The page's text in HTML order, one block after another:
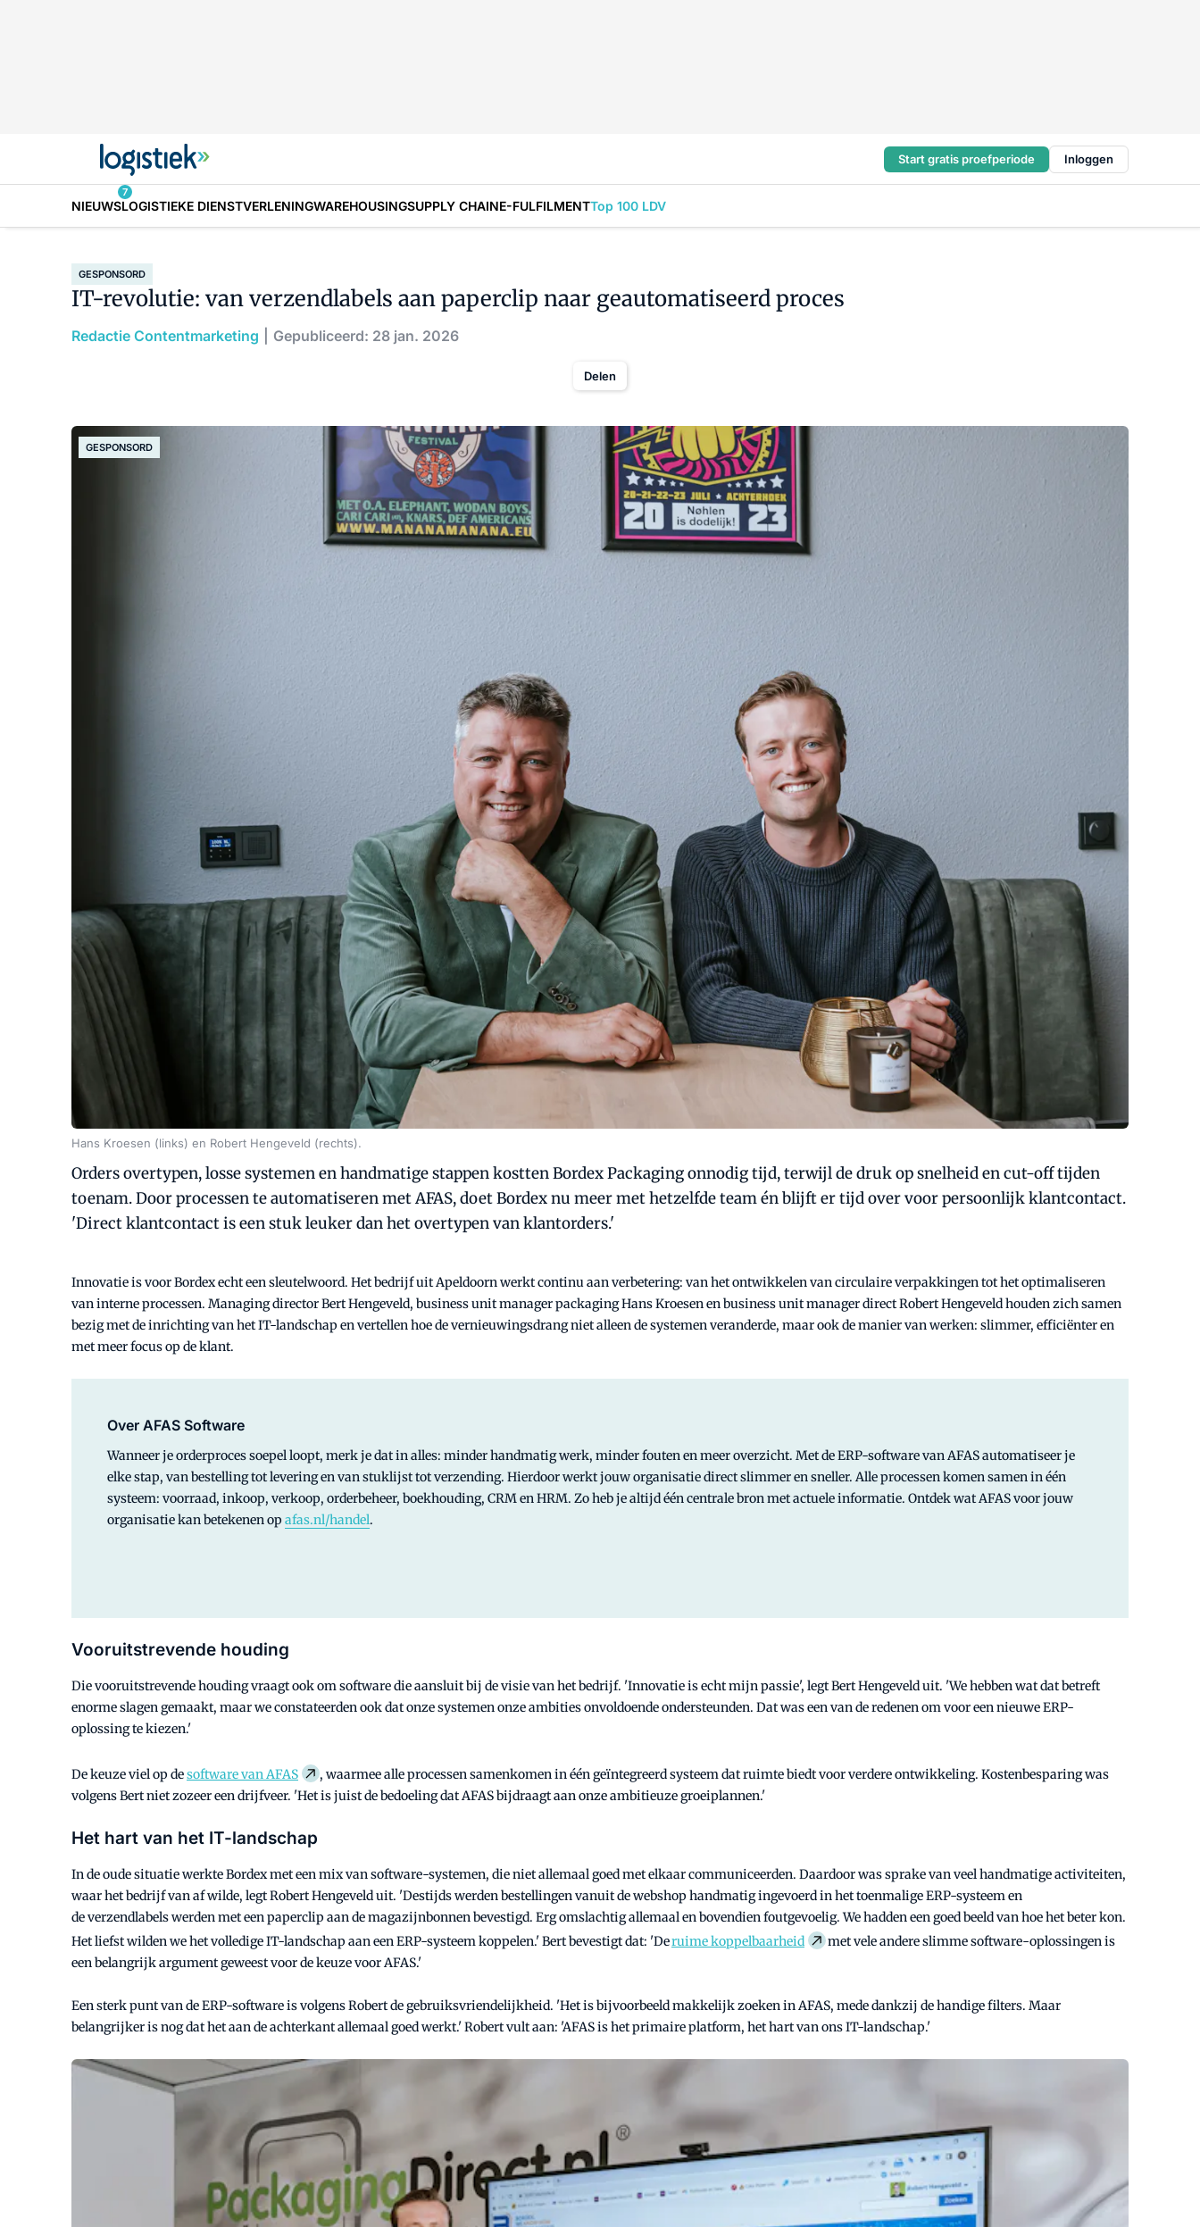
Start gratis proefperiode Inloggen
NIEUWS
7
LOGISTIEKE DIENSTVERLENINGWAREHOUSINGSUPPLY CHAINE-FULFILMENTTop 100 LDV
GESPONSORD
IT-revolutie: van verzendlabels aan paperclip naar geautomatiseerd proces
Redactie Contentmarketing Gepubliceerd: 28 jan. 2026
Delen
GESPONSORD
Hans Kroesen (links) en Robert Hengeveld (rechts).
Orders overtypen, losse systemen en handmatige stappen kostten Bordex Packaging onnodig tijd, terwijl de druk op snelheid en cut-off tijden
toenam. Door processen te automatiseren met AFAS, doet Bordex nu meer met hetzelfde team én blijft er tijd over voor persoonlijk klantcontact.
'Direct klantcontact is een stuk leuker dan het overtypen van klantorders.'
Innovatie is voor Bordex echt een sleutelwoord. Het bedrijf uit Apeldoorn werkt continu aan verbetering: van het ontwikkelen van circulaire verpakkingen tot het optimaliseren
van interne processen. Managing director Bert Hengeveld, business unit manager packaging Hans Kroesen en business unit manager direct Robert Hengeveld houden zich samen
bezig met de inrichting van het IT-landschap en vertellen hoe de vernieuwingsdrang niet alleen de systemen veranderde, maar ook de manier van werken: slimmer, efficiënter en
met meer focus op de klant.
Over AFAS Software
Wanneer je orderproces soepel loopt, merk je dat in alles: minder handmatig werk, minder fouten en meer overzicht. Met de ERP-software van AFAS automatiseer je
elke stap, van bestelling tot levering en van stuklijst tot verzending. Hierdoor werkt jouw organisatie direct slimmer en sneller. Alle processen komen samen in één
systeem: voorraad, inkoop, verkoop, orderbeheer, boekhouding, CRM en HRM. Zo heb je altijd één centrale bron met actuele informatie. Ontdek wat AFAS voor jouw
organisatie kan betekenen op afas.nl/handel.
Vooruitstrevende houding
Die vooruitstrevende houding vraagt ook om software die aansluit bij de visie van het bedrijf. 'Innovatie is echt mijn passie', legt Bert Hengeveld uit. 'We hebben wat dat betreft
enorme slagen gemaakt, maar we constateerden ook dat onze systemen onze ambities onvoldoende ondersteunden. Dat was een van de redenen om voor een nieuwe ERP-
oplossing te kiezen.'
De keuze viel op desoftware van AFAS
, waarmee alle processen samenkomen in één geïntegreerd systeem dat ruimte biedt voor verdere ontwikkeling. Kostenbesparing was
volgens Bert niet zozeer een drijfveer. 'Het is juist de bedoeling dat AFAS bijdraagt aan onze ambitieuze groeiplannen.'
Het hart van het IT-landschap
In de oude situatie werkte Bordex met een mix van software-systemen, die niet allemaal goed met elkaar communiceerden. Daardoor was sprake van veel handmatige activiteiten,
waar het bedrijf van af wilde, legt Robert Hengeveld uit. 'Destijds werden bestellingen vanuit de webshop handmatig ingevoerd in het toenmalige ERP-systeem en
de verzendlabels werden met een paperclip aan de magazijnbonnen bevestigd. Erg omslachtig allemaal en bovendien foutgevoelig. We hadden een goed beeld van hoe het beter kon.
Het liefst wilden we het volledige IT-landschap aan een ERP-systeem koppelen.' Bert bevestigt dat: 'Deruime koppelbaarheid
met vele andere slimme software-oplossingen is
een belangrijk argument geweest voor de keuze voor AFAS.'
Een sterk punt van de ERP-software is volgens Robert de gebruiksvriendelijkheid. 'Het is bijvoorbeeld makkelijk zoeken in AFAS, mede dankzij de handige filters. Maar
belangrijker is nog dat het aan de achterkant allemaal goed werkt.' Robert vult aan: 'AFAS is het primaire platform, het hart van ons IT-landschap.'